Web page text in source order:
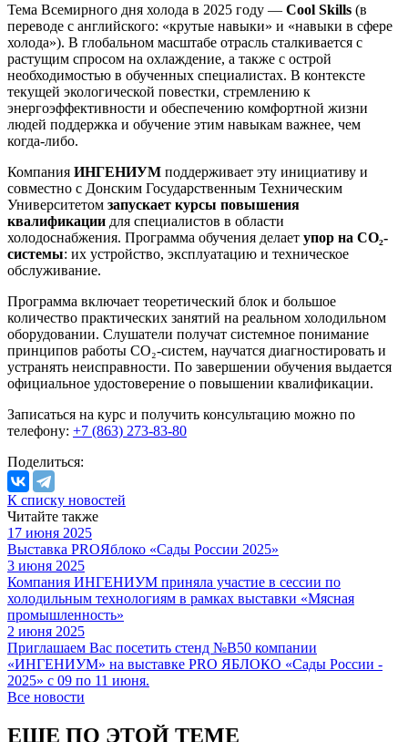
Тема Всемирного дня холода в 2025 году — Cool Skills (в
переводе с английского: «крутые навыки» и «навыки в сфере
холода»). В глобальном масштабе отрасль сталкивается с
растущим спросом на охлаждение, а также с острой
необходимостью в обученных специалистах. В контексте
текущей экологической повестки, стремлению к
энергоэффективности и обеспечению комфортной жизни
людей поддержка и обучение этим навыкам важнее, чем
когда-либо.
Компания ИНГЕНИУМ поддерживает эту инициативу и
совместно с Донским Государственным Техническим
Университетом запускает курсы повышения
квалификации для специалистов в области
холодоснабжения. Программа обучения делает упор на CO₂-
системы: их устройство, эксплуатацию и техническое
обслуживание.
Программа включает теоретический блок и большое
количество практических занятий на реальном холодильном
оборудовании. Слушатели получат системное понимание
принципов работы CO₂-систем, научатся диагностировать и
устранять неисправности. По завершении обучения выдается
официальное удостоверение о повышении квалификации.
Записаться на курс и получить консультацию можно по
телефону: +7 (863) 273-83-80
Поделиться:
К списку новостей
Читайте также
17 июня 2025
Выставка PROЯблоко «Сады России 2025»
3 июня 2025
Компания ИНГЕНИУМ приняла участие в сессии по
холодильным технологиям в рамках выставки «Мясная
промышленность»
2 июня 2025
Приглашаем Вас посетить стенд №B50 компании
«ИНГЕНИУМ» на выставке PRO ЯБЛОКО «Сады России -
2025» с 09 по 11 июня.
Все новости
ЕЩЕ ПО ЭТОЙ ТЕМЕ